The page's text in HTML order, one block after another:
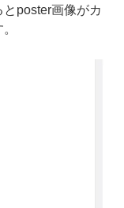
poster画像がカ